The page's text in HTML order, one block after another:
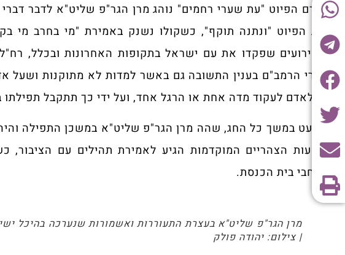
קודם הפיוט "עת שערי רחמים" נוהג מרן הגר"פ שליט"א לדבר
את הפיוט "ונתנה תוקף", כשקולו נשנק באמירת "מי בחרב מי
האירועים שפקדו את עם ישראל בתקופות האחרונות ובכלל,
דברי הרמב"ם בענין התשובה גם באשר למדות לא מתוקנות ושעל
לו לאדם לעקוד מדה אחת או הרגל אחד, ועל ידי כך תתקבל תפילתו
כמעט במשך כל החג, שהה מרן הגר"פ שליט"א במשכן התפילה
בשעות הצהריים המוקדמות הגיע לאמירת תהילים עם הציבור,
ברחבי בית הכנסת.
מרן הגר"פ שליט"א בעצרת התעוררות ואשמורות שנערכה בהיכל
| צילום: יהודה פולק